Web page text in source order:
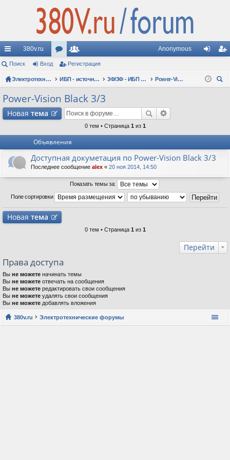
с
ы
лк
380v.ru
ор
ум
ол
ьз
ов
ат
и
Anonymous
д ис
Поиск Вход Регистрация
Электротехнические форумы ИБП - источники бесперебойного питания 3Ф/3Ф - ИБП N-POWER: трехфазные 10 - 10000 кВА - вопросы по моделям
Power-Vision Black 3/3
Power-Vision Black 3/3
Новая тема
0 тем • Страница 1 из 1
Объявления
Доступная докуметация по Power-Vision Black 3/3
Последнее сообщение alex « 20 ноя 2014, 14:50
Показать темы за:
Поле сортировки
Новая тема
0 тем • Страница 1 из 1
Перейти
Права доступа
Вы не можете начинать темы
Вы не можете отвечать на сообщения
Вы не можете редактировать свои сообщения
Вы не можете удалять свои сообщения
Вы не можете добавлять вложения
380v.ru Электротехнические форумы